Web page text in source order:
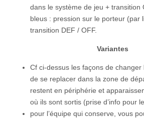
dans le système de jeu + transition
bleus : pression sur le porteur (par
transition DEF / OFF.
Variantes
Cf ci-dessus les façons de changer
de se replacer dans la zone de
restent en périphérie et
où ils sont sortis (prise d’info pour
pour l’équipe qui conserve, vous